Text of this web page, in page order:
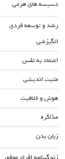
دسیسه های هرمی
رشد و توسعه فردی
انگیزشی
اعتماد به نفس
مثبت اندیشی
هوش و خلاقیت
مذاکره
زبان بدن